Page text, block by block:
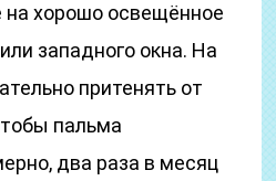
на хорошо освещённое
западного окна. На
притенять от
пальма
два раза в месяц